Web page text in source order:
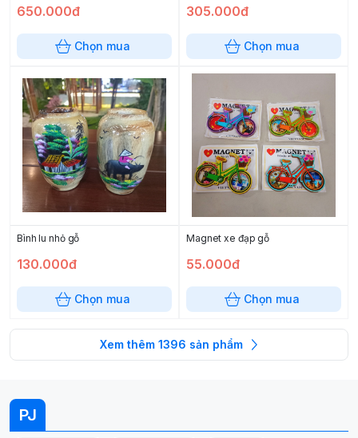
650.000đ
Chọn mua
305.000đ
Chọn mua
Bình lu nhỏ gỗ
130.000đ
Chọn mua
Magnet xe đạp gỗ
55.000đ
Chọn mua
Xem thêm 1396 sản phẩm
PJ